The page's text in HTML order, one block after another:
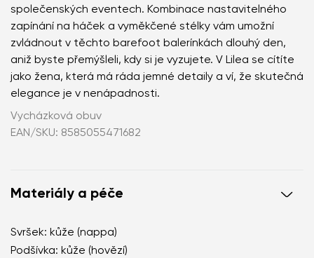
společenských eventech. Kombinace nastavitelného
zapínání na háček a vyměkčené stélky vám umožní
zvládnout v těchto barefoot balerínkách dlouhý den,
aniž byste přemýšleli, kdy si je vyzujete. V Lilea se cítíte
jako žena, která má ráda jemné detaily a ví, že skutečná
elegance je v nenápadnosti.
Vycházková obuv
EAN/SKU: 8585055471682
Materiály a péče
Svršek: kůže (nappa)
Podšívka: kůže (hovězí)